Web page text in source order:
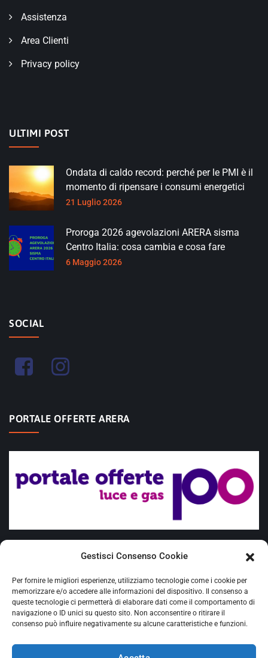
Gestisci Consenso Cookie
Per fornire le migliori esperienze, utilizziamo tecnologie come i cookie per
memorizzare e/o accedere alle informazioni del dispositivo. Il consenso a
queste tecnologie ci permetterà di elaborare dati come il comportamento di
navigazione o ID unici su questo sito. Non acconsentire o ritirare il
consenso può influire negativamente su alcune caratteristiche e funzioni.
Assistenza
Area Clienti
Privacy policy
ULTIMI POST
Ondata di caldo record: perché per le PMI è il
momento di ripensare i consumi energetici
21 Luglio 2026
Proroga 2026 agevolazioni ARERA sisma
Centro Italia: cosa cambia e cosa fare
6 Maggio 2026
SOCIAL
PORTALE OFFERTE ARERA
Requisiti Cliente vulnerabile
Ciclone Harry - delibera Arera 20/2026/R/COM